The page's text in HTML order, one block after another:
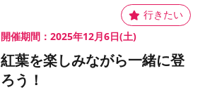
開催期間：2025年12月6日(土)
紅葉を楽しみながら一緒に登
ろう！